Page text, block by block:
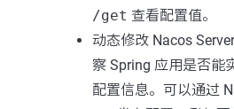
/get 查看配置值。
动态修改 Nacos
察 Spring 应用是否能
配置信息。可以通过